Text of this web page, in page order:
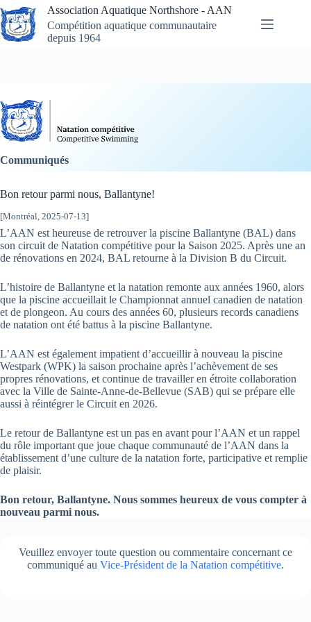
Skip
to
content
Association Aquatique Northshore - AAN
Compétition aquatique communautaire
depuis 1964
Communiqués
Bon retour parmi nous, Ballantyne!
[Montréal, 2025-07-13]
L’AAN est heureuse de retrouver la piscine Ballantyne (BAL) dans
son circuit de Natation compétitive pour la Saison 2025. Après une an
de rénovations en 2024, BAL retourne à la Division B du Circuit.
L’histoire de Ballantyne et la natation remonte aux années 1960, alors
que la piscine accueillait le Championnat annuel canadien de natation
et de plongeon. Au cours des années 60, plusieurs records canadiens
de natation ont été battus à la piscine Ballantyne.
L’AAN est également impatient d’accueillir à nouveau la piscine
Westpark (WPK) la saison prochaine après l’achèvement de ses
propres rénovations, et continue de travailler en étroite collaboration
avec la Ville de Sainte-Anne-de-Bellevue (SAB) qui se prépare elle
aussi à réintégrer le Circuit en 2026.
Le retour de Ballantyne est un pas en avant pour l’AAN et un rappel
du rôle important que joue chaque communauté de l’AAN dans la
établissement d’une culture de la natation forte, participative et remplie
de plaisir.
Bon retour, Ballantyne. Nous sommes heureux de vous compter à
nouveau parmi nous.
Veuillez envoyer toute question ou commentaire concernant ce
communiqué au Vice-Président de la Natation compétitive.